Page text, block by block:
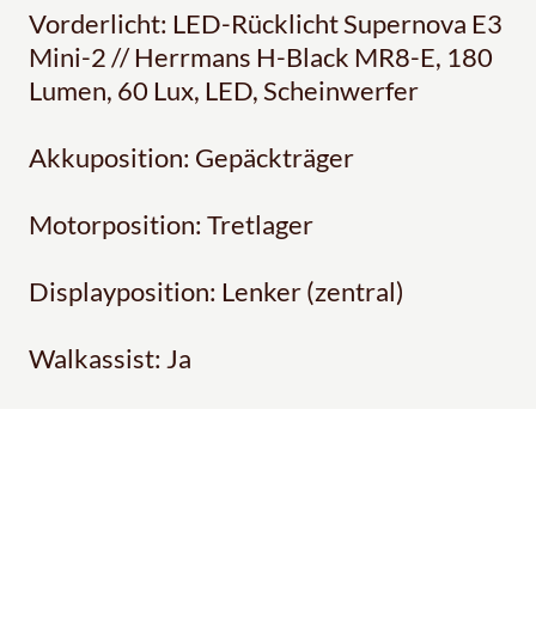
Vorderlicht: LED-Rücklicht Supernova E3
Mini-2 // Herrmans H-Black MR8-E, 180
Lumen, 60 Lux, LED, Scheinwerfer
Akkuposition: Gepäckträger
Motorposition: Tretlager
Displayposition: Lenker (zentral)
Walkassist: Ja